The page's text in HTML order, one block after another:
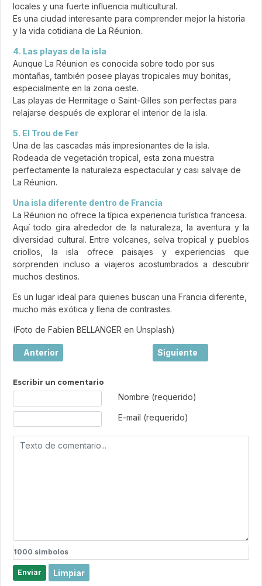
locales y una fuerte influencia multicultural.
Es una ciudad interesante para comprender mejor la historia
y la vida cotidiana de La Réunion.
4. Las playas de la isla
Aunque La Réunion es conocida sobre todo por sus
montañas, también posee playas tropicales muy bonitas,
especialmente en la zona oeste.
Las playas de Hermitage o Saint-Gilles son perfectas para
relajarse después de explorar el interior de la isla.
5. El Trou de Fer
Una de las cascadas más impresionantes de la isla.
Rodeada de vegetación tropical, esta zona muestra
perfectamente la naturaleza espectacular y casi salvaje de
La Réunion.
Una isla diferente dentro de Francia
La Réunion no ofrece la típica experiencia turística francesa.
Aquí todo gira alrededor de la naturaleza, la aventura y la
diversidad cultural. Entre volcanes, selva tropical y pueblos
criollos, la isla ofrece paisajes y experiencias que
sorprenden incluso a viajeros acostumbrados a descubrir
muchos destinos.
Es un lugar ideal para quienes buscan una Francia diferente,
mucho más exótica y llena de contrastes.
(Foto de Fabien BELLANGER en Unsplash)
Artículo anterior: Étretat, la magia de los acantilados de
Anterior Artículo siguiente:
Siguiente
Escribir un comentario
Nombre (requerido)
E-mail (requerido)
1000 simbolos
Enviar Limpiar